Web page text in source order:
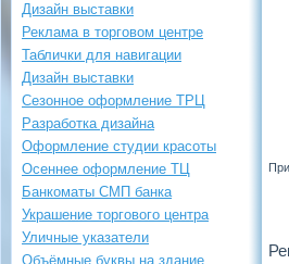
Дизайн выставки
Реклама в торговом центре
Таблички для навигации
Дизайн выставки
Сезонное оформление ТРЦ
Разработка дизайна
Оформление студии красоты
Осеннее оформление ТЦ
Банкоматы СМП банка
Украшение торгового центра
Уличные указатели
Объёмные буквы на здание